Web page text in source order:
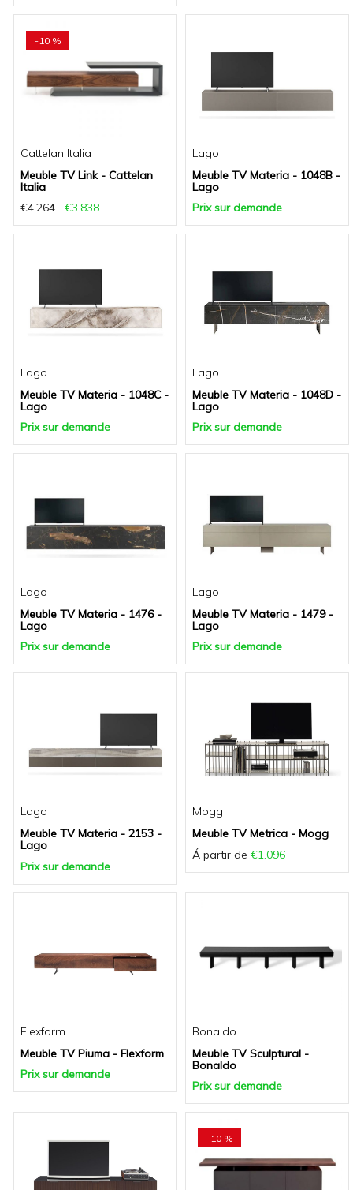
-10 %
Cattelan Italia
Meuble TV Link - Cattelan
Italia
€4.264
€3.838
Lago
Meuble TV Materia - 1048B -
Lago
Prix sur demande
Lago
Meuble TV Materia - 1048C -
Lago
Prix sur demande
Lago
Meuble TV Materia - 1048D -
Lago
Prix sur demande
Lago
Meuble TV Materia - 1476 -
Lago
Prix sur demande
Lago
Meuble TV Materia - 1479 -
Lago
Prix sur demande
Lago
Meuble TV Materia - 2153 -
Lago
Prix sur demande
Mogg
Meuble TV Metrica - Mogg
Á partir de €1.096
Flexform
Meuble TV Piuma - Flexform
Prix sur demande
Bonaldo
Meuble TV Sculptural -
Bonaldo
Prix sur demande
-10 %